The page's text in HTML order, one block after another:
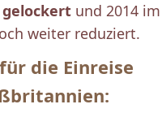
und 2014 im
weiter reduziert.
die Einreise